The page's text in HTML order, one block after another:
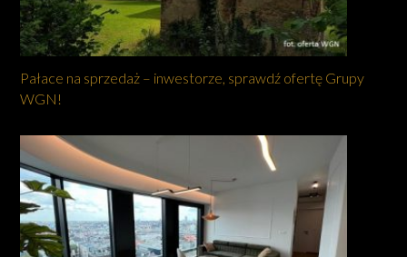
Pałace na sprzedaż – inwestorze, sprawdź ofertę Grupy
WGN!